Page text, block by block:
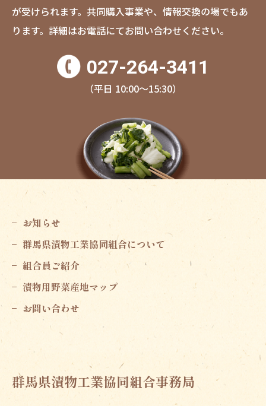
が受けられます。 共同購入事業や、情報交換の場でもあ
ります。 詳細はお電話にてお問い合わせください。
027-264-3411
（平日 10:00〜15:30）
お知らせ
群馬県漬物工業協同組合について
組合員ご紹介
漬物用野菜産地マップ
お問い合わせ
群馬県漬物工業協同組合事務局